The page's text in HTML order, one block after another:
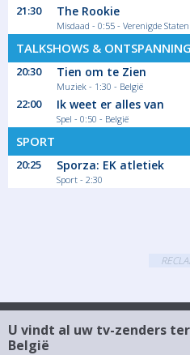
21:30 The Rookie
Misdaad - 0:55 - Verenigde Staten
TALKSHOWS & ONTSPANNING
20:30 Tien om te Zien
Muziek - 1:30 - België
22:00 Ik weet er alles van
Spel - 0:50 - België
SPORT
20:25 Sporza: EK atletiek
Sport - 2:30
U vindt al uw tv-zenders
België